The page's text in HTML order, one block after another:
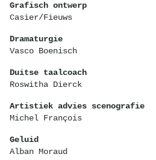
Grafisch ontwerp
Casier/Fieuws
Dramaturgie
Vasco Boenisch
Duitse taalcoach
Roswitha Dierck
Artistiek advies scenografie
Michel François
Geluid
Alban Moraud